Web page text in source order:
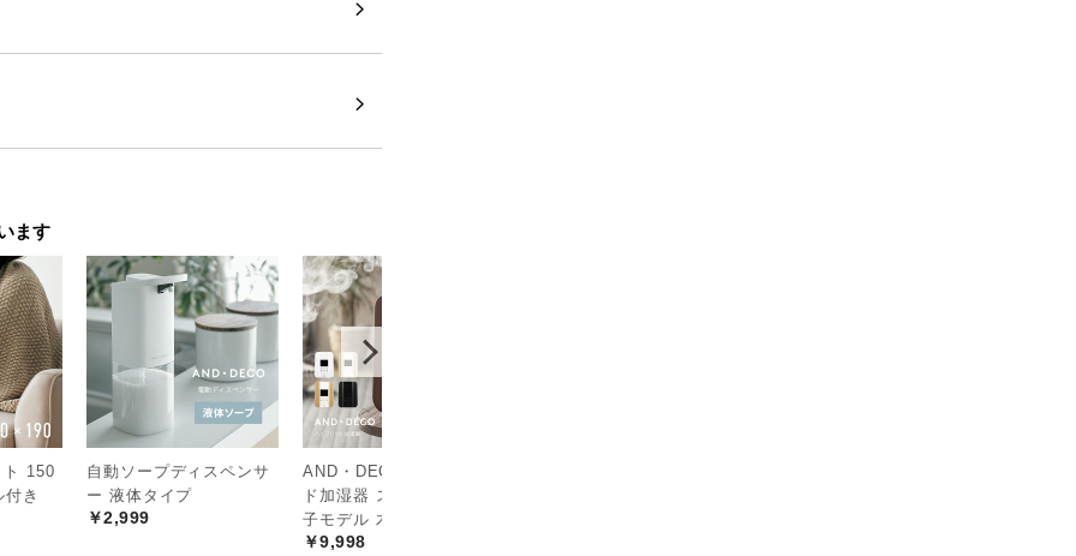
ます
ト 150
き
自動ソープディスペンサ
ー 液体タイプ
￥2,999
AND・DECO ハイブリッ
ド加湿器 ステンレス振動
子モデル 木目調
￥9,998